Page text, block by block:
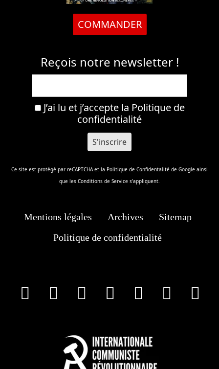
COMMANDER
Reçois notre newsletter !
J’ai lu et j’accepte la Politique de
confidentialité
Ce site est protégé par reCAPTCHA et la Politique de Confidentalité de Google ainsi
que les Conditions de Service s'appliquent.
Mentions légales Archives
Sitemap
Politique de confidentialité
facebookInstagram
Youtube
Tik Tok